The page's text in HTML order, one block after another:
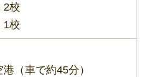
2校
1校
（車で約45分）